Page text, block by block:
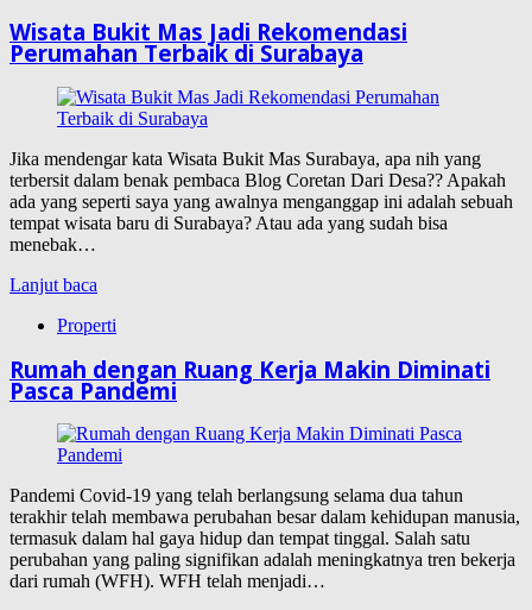
Wisata Bukit Mas Jadi Rekomendasi
Perumahan Terbaik di Surabaya
Jika mendengar kata Wisata Bukit Mas Surabaya, apa nih yang
terbersit dalam benak pembaca Blog Coretan Dari Desa?? Apakah
ada yang seperti saya yang awalnya menganggap ini adalah sebuah
tempat wisata baru di Surabaya? Atau ada yang sudah bisa
menebak…
Lanjut baca
Properti
Rumah dengan Ruang Kerja Makin Diminati
Pasca Pandemi
Pandemi Covid-19 yang telah berlangsung selama dua tahun
terakhir telah membawa perubahan besar dalam kehidupan manusia,
termasuk dalam hal gaya hidup dan tempat tinggal. Salah satu
perubahan yang paling signifikan adalah meningkatnya tren bekerja
dari rumah (WFH). WFH telah menjadi…